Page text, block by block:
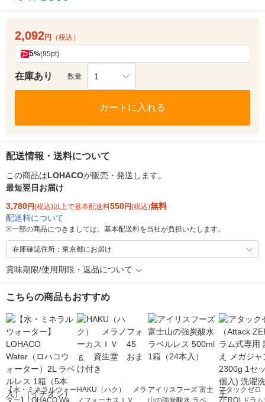
2,092円 （税込）
5%(95pt)
在庫あり 数量 1
カートに入れる
配送情報・送料について
この商品はLOHACOが販売・発送します。
最短翌日お届け
3,780円(税込)以上で基本配送料550円(税込)無料
配送料について
※一部の商品につきましては、基本配送料を当社が負担いたします。
在庫確認住所：東京都にお届け
賞味期限/使用期限・返品について
こちらの商品もおすすめ
【水・ミネラルウォー HAKU（ハク） メラ アイリスフーズ 富士
アタックゼロ